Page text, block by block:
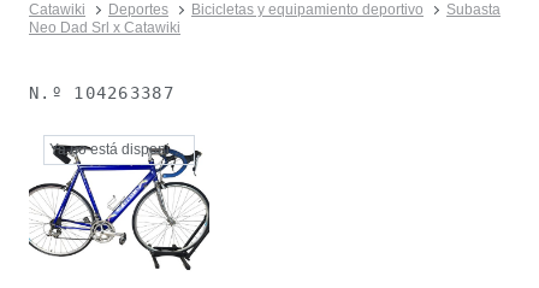
Catawiki Deportes Bicicletas y equipamiento deportivo
Subasta
Neo Dad Srl x Catawiki
N.º 104263387
Ya no está disponible